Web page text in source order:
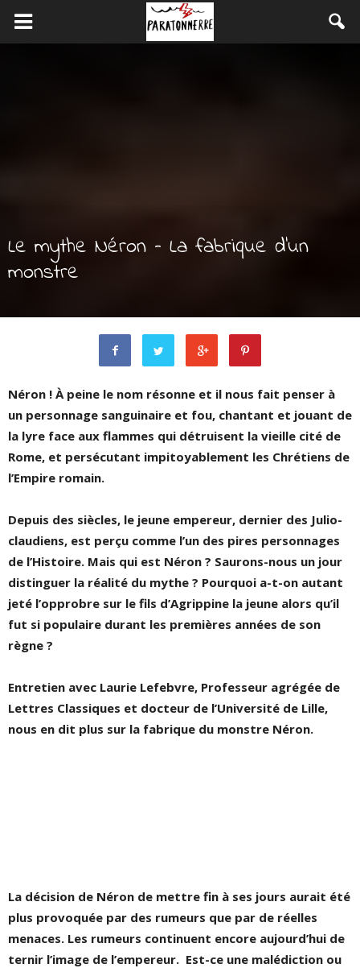
Le mythe Néron – La fabrique d’un
monstre
Néron ! Àpeine le nom résonne et il nous fait penser à
un personnage sanguinaire et fou, chantant et jouant de
la lyre face aux flammes qui détruisent la vieille cité de
Rome, et persécutant impitoyablement les Chrétiens de
l’Empire romain.
Depuis des siècles, le jeune empereur, dernier des Julio-
claudiens, est perçu comme l’un des pires personnages
de l’Histoire. Mais qui est Néron ? Saurons-nous un jour
distinguer la réalité du mythe ? Pourquoi a-t-on autant
jeté l’opprobre sur le fils d’Agrippine la jeune alors qu’il
fut si populaire durant les premières années de son
règne ?
Entretien avec Laurie Lefebvre, Professeur agrégée de
Lettres Classiques et docteur de l’Université de Lille,
nous en dit plus sur la fabrique du monstre Néron.
La décision de Néron de mettre fin à ses jours aurait été
plus provoquée par des rumeurs que par de réelles
menaces. Les rumeurs continuent encore aujourd’hui de
ternir l’image de l’empereur. Est-ce une malédiction ou